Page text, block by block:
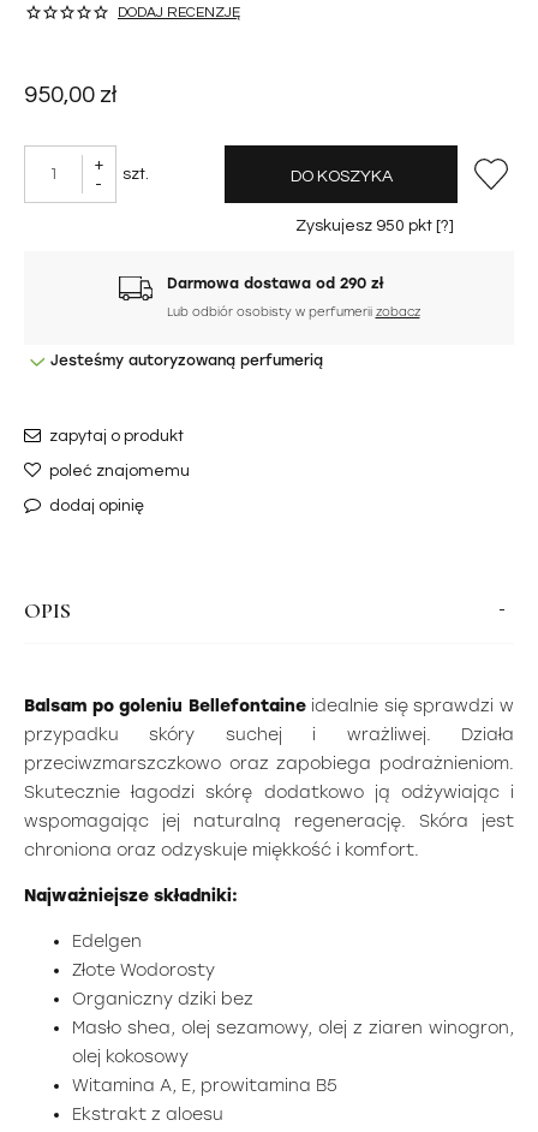
DODAJ RECENZJĘ
950,00 zł
+
-
szt. DO KOSZYKA
Zyskujesz 950 pkt [?]
Darmowa dostawa od 290 zł
Lub odbiór osobisty w perfumerii zobacz
Jesteśmy autoryzowaną perfumerią
zapytaj o produkt
poleć znajomemu
dodaj opinię
OPIS
Balsam po goleniu Bellefontaineidealnie się sprawdzi w
przypadku skóry suchej i wrażliwej. Działa
przeciwzmarszczkowo oraz zapobiega podrażnieniom.
Skutecznie łagodzi skórę dodatkowo ją odżywiając i
wspomagając jej naturalną regenerację. Skóra jest
chroniona oraz odzyskuje miękkość i komfort.
Najważniejsze składniki:
Edelgen
Złote Wodorosty
Organiczny dziki bez
Masło shea, olej sezamowy, olej z ziaren winogron,
olej kokosowy
Witamina A, E, prowitamina B5
Ekstrakt z aloesu